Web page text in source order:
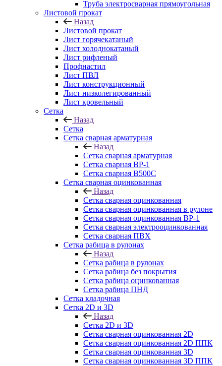
Труба электросварная прямоугольная
Листовой прокат
Назад
Листовой прокат
Лист горячекатаный
Лист холоднокатаный
Лист рифленый
Профнастил
Лист ПВЛ
Лист конструкционный
Лист низколегированный
Лист кровельный
Сетка
Назад
Сетка
Сетка сварная арматурная
Назад
Сетка сварная арматурная
Сетка сварная ВР-1
Сетка сварная В500С
Сетка сварная оцинкованная
Назад
Сетка сварная оцинкованная
Сетка сварная оцинкованная в рулоне
Сетка сварная оцинкованная ВР-1
Сетка сварная электрооцинкованная
Сетка сварная ПВХ
Сетка рабица в рулонах
Назад
Сетка рабица в рулонах
Сетка рабица без покрытия
Сетка рабица оцинкованная
Сетка рабица ПНД
Сетка кладочная
Сетка 2D и 3D
Назад
Сетка 2D и 3D
Сетка сварная оцинкованная 2D
Сетка сварная оцинкованная 2D ППК
Сетка сварная оцинкованная 3D
Сетка сварная оцинкованная 3D ППК